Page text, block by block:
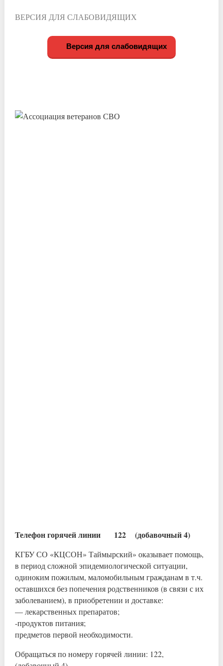
ВЕРСИЯ ДЛЯ СЛАБОВИДЯЩИХ
Версия для слабовидящих
Телефон горячей линии 122 (добавочный 4)
КГБУ СО «КЦСОН» Таймырский» оказывает помощь,
в период сложной эпидемиологической ситуации,
одиноким пожилым, маломобильным гражданам в т.ч.
оставшихся без попечения родственников (в связи с их
заболеванием), в приобретении и доставке:
— лекарственных препаратов;
-продуктов питания;
предметов первой необходимости.
Обращаться по номеру горячей линии: 122,